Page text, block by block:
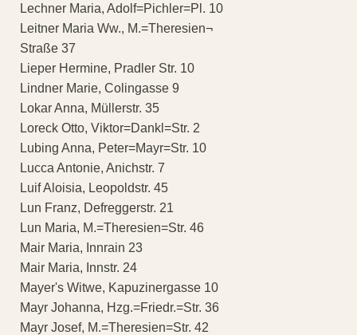
Lechner Maria, Adolf=Pichler=Pl. 10
Leitner Maria Ww., M.=Theresien¬
Straße 37
Lieper Hermine, Pradler Str. 10
Lindner Marie, Colingasse 9
Lokar Anna, Müllerstr. 35
Loreck Otto, Viktor=Dankl=Str. 2
Lubing Anna, Peter=Mayr=Str. 10
Lucca Antonie, Anichstr. 7
Luif Aloisia, Leopoldstr. 45
Lun Franz, Defreggerstr. 21
Lun Maria, M.=Theresien=Str. 46
Mair Maria, Innrain 23
Mair Maria, Innstr. 24
Mayer's Witwe, Kapuzinergasse 10
Mayr Johanna, Hzg.=Friedr.=Str. 36
Mayr Josef, M.=Theresien=Str. 42